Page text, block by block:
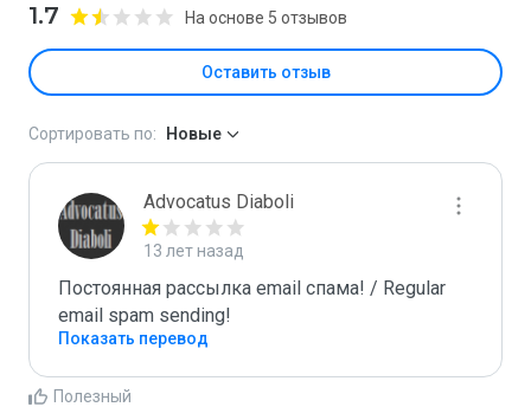
1.7 На основе 5 отзывов
Оставить отзыв
Сортировать по: Новые
Advocatus Diaboli
13 лет назад
Постоянная рассылка email спама! / Regular
email spam sending!
Показать перевод
Полезный